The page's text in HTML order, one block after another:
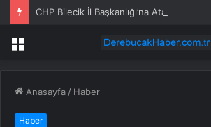
Menü
Anasayfa / Haber
Haber